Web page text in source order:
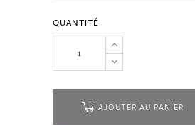
QUANTITÉ
AJOUTER AU PANIER